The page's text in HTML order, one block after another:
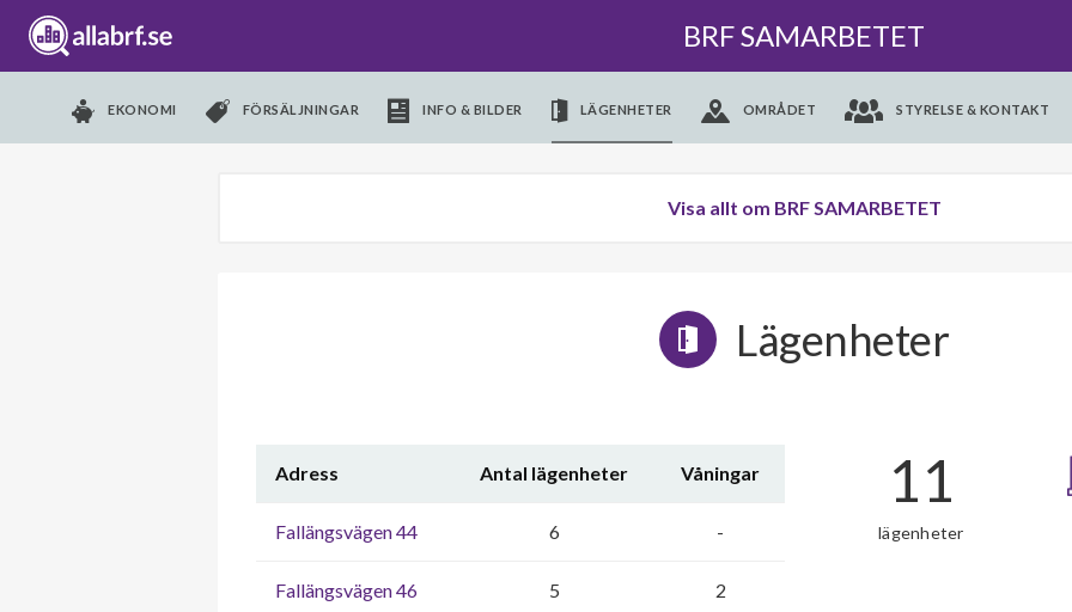
BRF SAMARBETET
EKONOMI FÖRSÄLJNINGAR INFO & BILDER LÄGENHETER OMRÅDET STYRELSE & KONTAKT
Visa allt om BRF SAMARBETET
Lägenheter
Adress Antal lägenheter Våningar
Fallängsvägen 44 6 -
Fallängsvägen 46 5 2
11
lägenheter